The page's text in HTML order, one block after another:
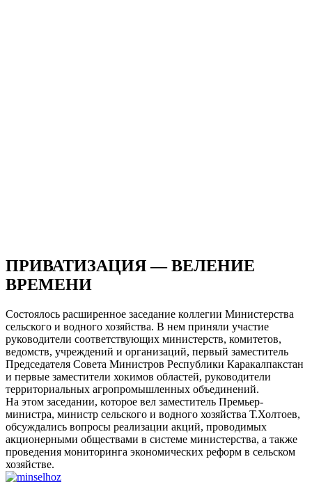
ПРИВАТИЗАЦИЯ — ВЕЛЕНИЕ
ВРЕМЕНИ
Состоялось расширенное заседание коллегии Министерства
сельского и водного хозяйства. В нем приняли участие
руководители соответствующих министерств, комитетов,
ведомств, учреждений и организаций, первый заместитель
Председателя Совета Министров Республики Каракалпакстан
и первые заместители хокимов областей, руководители
территориальных агропромышленных объединений.
На этом заседании, которое вел заместитель Премьер-
министра, министр сельского и водного хозяйства Т.Холтоев,
обсуждались вопросы реализации акций, проводимых
акционерными обществами в системе министерства, а также
проведения мониторинга экономических реформ в сельском
хозяйстве.